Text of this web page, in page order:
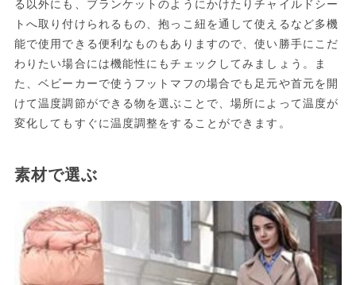
る以外にも、ブランケットのようにかけたりチャイルドシー
トへ取り付けられるもの、抱っこ紐を通して使えるなど多機
能で使用できる便利なものもありますので、使い勝手にこだ
わりたい場合には機能性にもチェックしてみましょう。ま
た、ベビーカーで使うフットマフの場合でも足元や首元を開
けて温度調節ができる物を選ぶことで、場所によって温度が
変化してもすぐに温度調整をすることができます。
素材で選ぶ